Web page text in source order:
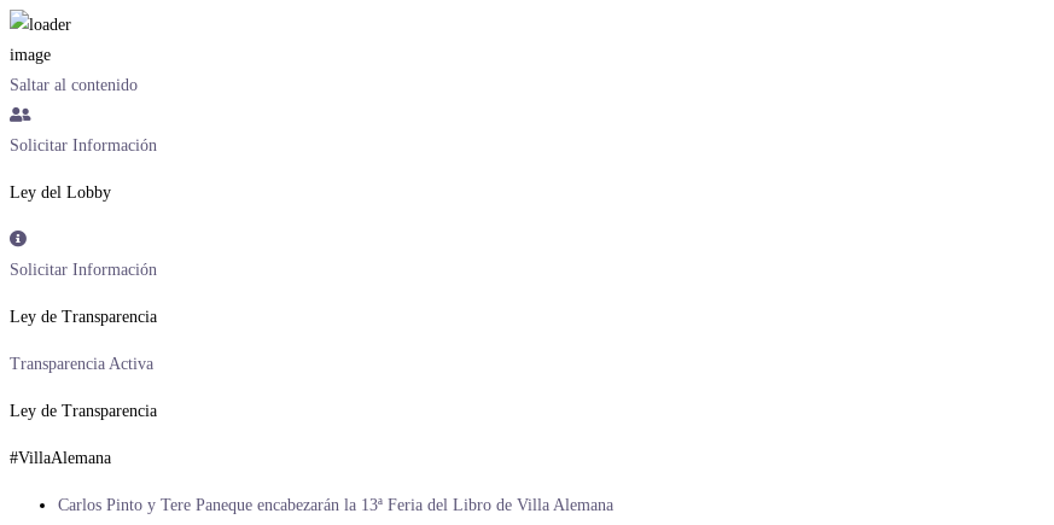
Saltar al contenido
Solicitar Información
Ley del Lobby
Solicitar Información
Ley de Transparencia
Transparencia Activa
Ley de Transparencia
#VillaAlemana
Carlos Pinto y Tere Paneque encabezarán la 13ª Feria del Libro de Villa Alemana